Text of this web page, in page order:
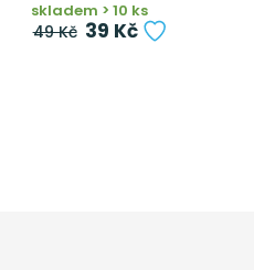
skladem > 10 ks
49 Kč 39 Kč